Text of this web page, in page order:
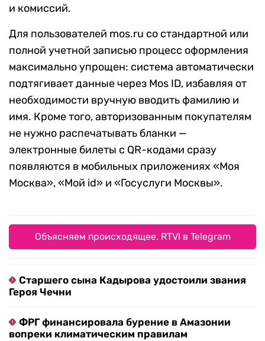
и комиссий.
Для пользователей mos.ru со стандартной или
полной учетной записью процесс оформления
максимально упрощен: система автоматически
подтягивает данные через Mos ID, избавляя от
необходимости вручную вводить фамилию и
имя. Кроме того, авторизованным покупателям
не нужно распечатывать бланки —
электронные билеты с QR-кодами сразу
появляются в мобильных приложениях «Моя
Москва», «Мой id» и «Госуслуги Москвы».
Объясняем происходящее. RTVI в Telegram
Старшего сына Кадырова удостоили звания
Героя Чечни
ФРГ финансировала бурение в Амазонии
вопреки климатическим правилам